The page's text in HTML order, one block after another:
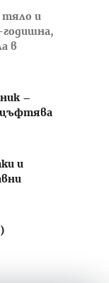
тяло и
годишна,
в
–
и